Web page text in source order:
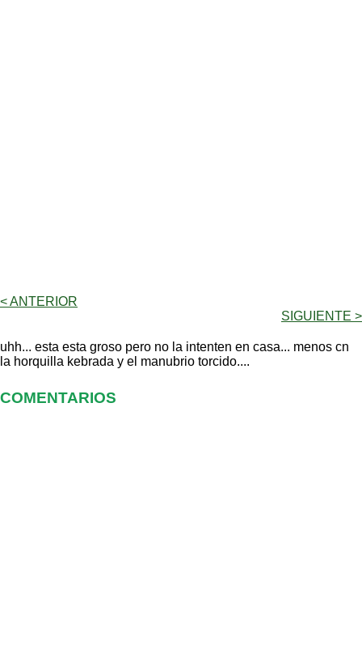
< ANTERIOR
SIGUIENTE >
uhh... esta esta groso pero no la intenten en casa... menos cn
la horquilla kebrada y el manubrio torcido....
COMENTARIOS